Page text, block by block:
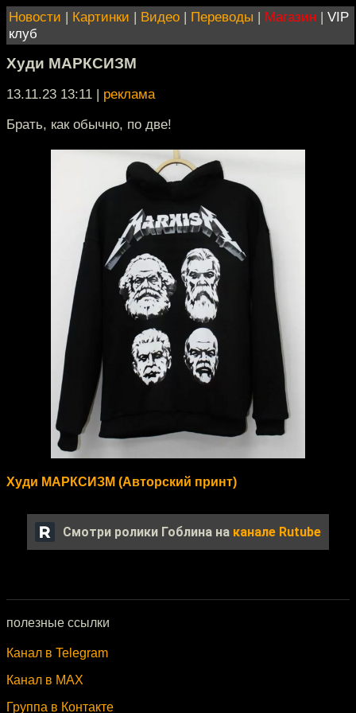
Новости | Картинки | Видео | Переводы | Магазин | VIP
клуб
Худи МАРКСИЗМ
13.11.23 13:11 | реклама
Брать, как обычно, по две!
Худи МАРКСИЗМ (Авторский принт)
Смотри ролики Гоблина на канале Rutube
полезные ссылки
Канал в Telegram
Канал в MAX
Группа в Контакте